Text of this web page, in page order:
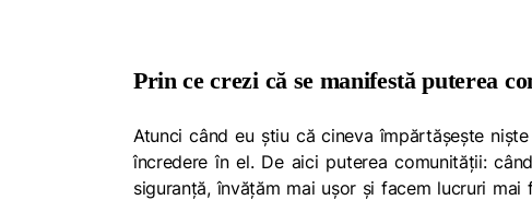
Prin ce crezi că se manifestă puterea
Atunci când eu știu că cineva împărtășește
încredere în el. De aici puterea comunității:
siguranță, învățăm mai ușor și facem lucruri